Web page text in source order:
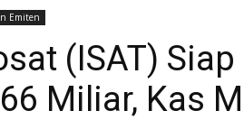
Emiten
(ISAT)
Miliar, Kas